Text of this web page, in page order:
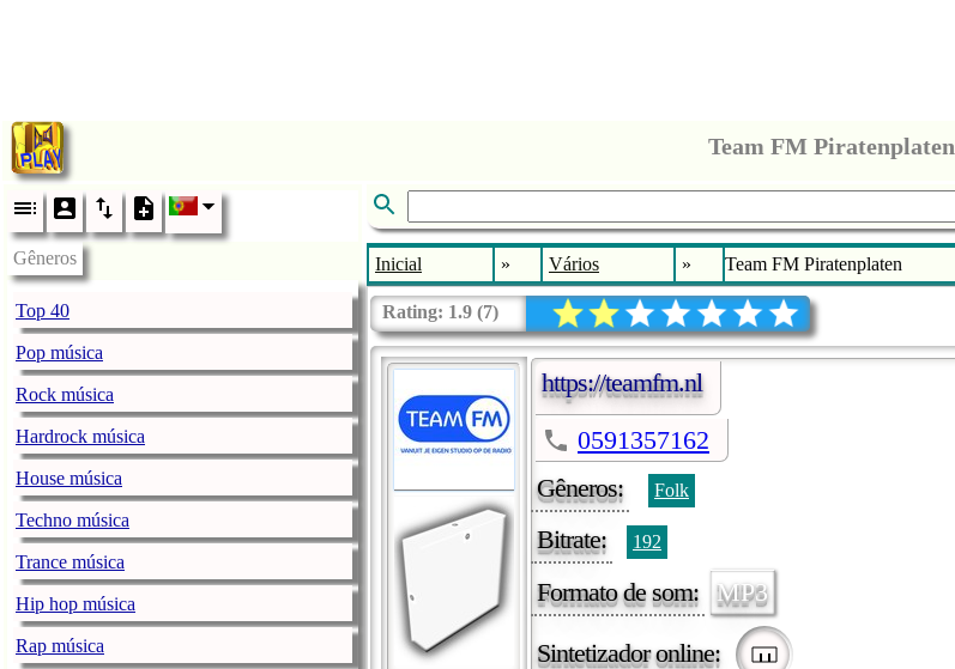
Team FM Piratenplaten
Gêneros
Top 40
Pop música
Rock música
Hardrock música
House música
Techno música
Trance música
Hip hop música
Rap música
Inicial » Vários » Team FM Piratenplaten
Rating: 1.9 (7)
https://teamfm.nl
0591357162
Gêneros:
Folk
Bitrate: 192
Formato de som: MP3
Sintetizador online: